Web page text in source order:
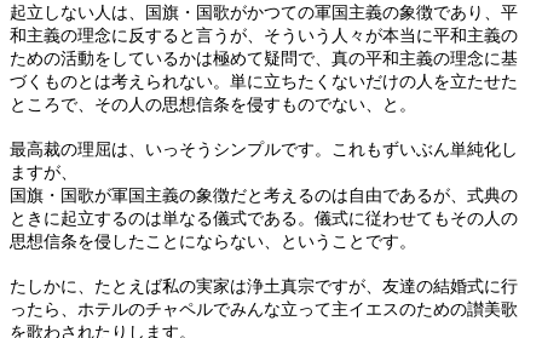
起立しない人は、国旗・国歌がかつての軍国主義の象徴であり、平
和主義の理念に反すると言うが、そういう人々が本当に平和主義の
ための活動をしているかは極めて疑問で、真の平和主義の理念に基
づくものとは考えられない。単に立ちたくないだけの人を立たせた
ところで、その人の思想信条を侵すものでない、と。
最高裁の理屈は、いっそうシンプルです。これもずいぶん単純化し
ますが、
国旗・国歌が軍国主義の象徴だと考えるのは自由であるが、式典の
ときに起立するのは単なる儀式である。儀式に従わせてもその人の
思想信条を侵したことにならない、ということです。
たしかに、たとえば私の実家は浄土真宗ですが、友達の結婚式に行
ったら、ホテルのチャペルでみんな立って主イエスのための讃美歌
を歌わされたりします。